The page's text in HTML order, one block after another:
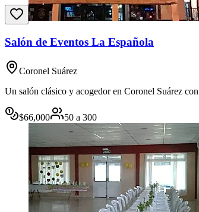
Salón de Eventos La Española
Coronel Suárez
Un salón clásico y acogedor en Coronel Suárez
$66,000 50 a 300